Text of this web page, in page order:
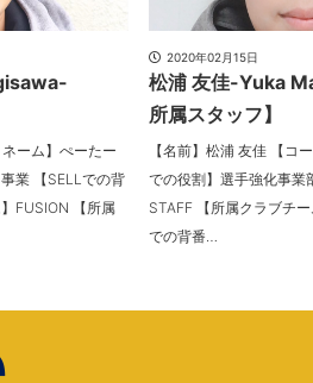
ーム】ぺーたー
業 【SELLでの背
FUSION 【所属
2020年02月15日
松浦 友佳-Yuka
所属スタッフ】
【名前】松浦 友佳 【コ
での役割】選手強化事業
STAFF 【所属クラブチ
での背番…